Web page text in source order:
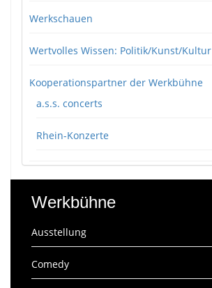
Werkschauen
Wertvolles Wissen: Politik/Kunst/Kultur
Kooperationspartner der Werkbühne
a.s.s. concerts
Rhein-Konzerte
Werkbühne
Ausstellung
Comedy